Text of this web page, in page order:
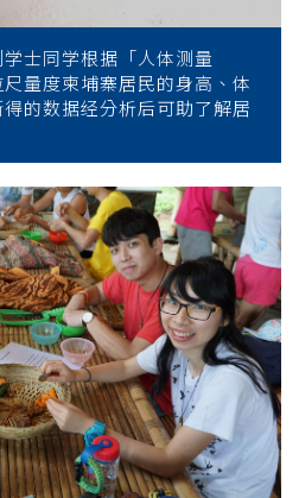
士同学根据「人体测量
量度柬埔寨居民的身高、体
的数据经分析后可助了解居